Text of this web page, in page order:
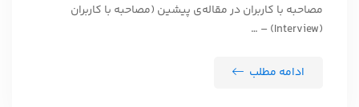
مصاحبه­ با کاربران در مقاله‌ی پیشین (مصاحبه با کاربران
(Interview) – …
ادامه مطلب